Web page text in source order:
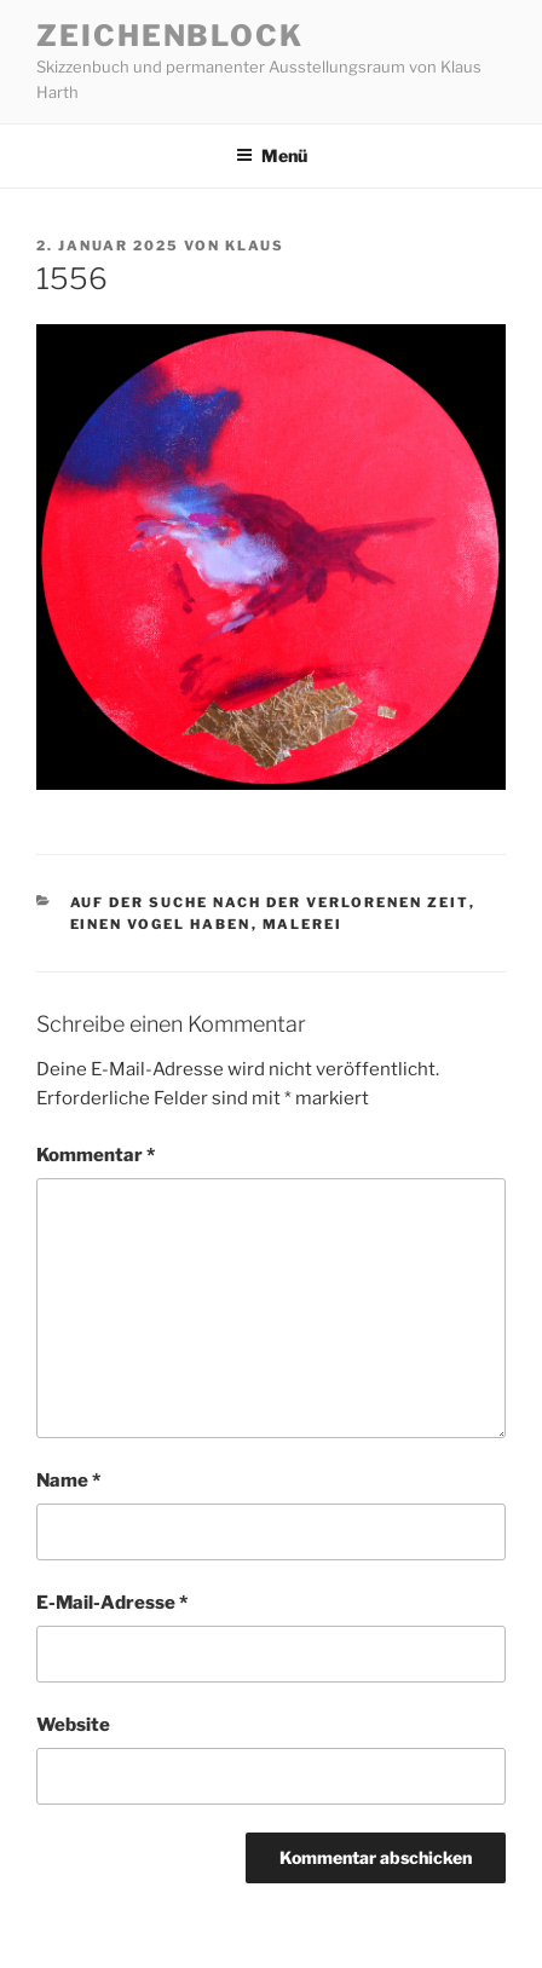
Inhalt
springen
ZEICHENBLOCK
Skizzenbuch und permanenter Ausstellungsraum von Klaus
Harth
Menü
VERÖFFENTLICHT
AM
2. JANUAR 2025 VON KLAUS
1556
KATEGORIEN
AUF DER SUCHE NACH DER VERLORENEN ZEIT,
EINEN VOGEL HABEN , MALEREI
Schreibe einen Kommentar
Deine E-Mail-Adresse wird nicht veröffentlicht.
Erforderliche Felder sind mit* markiert
Kommentar*
Name*
E-Mail-Adresse*
Website